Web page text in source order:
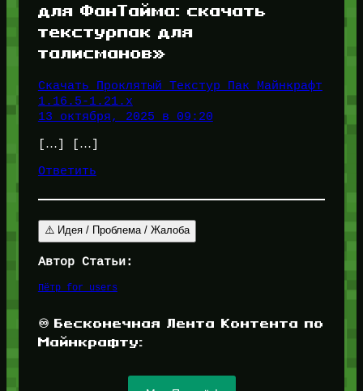
для ФанТайма: скачать
текстурпак для
талисманов»
Скачать Проклятый Текстур Пак Майнкрафт
1.16.5-1.21.x
13 октября, 2025 в 09:20
[…] […]
Ответить
⚠️ Идея / Проблема / Жалоба
Автор Статьи:
Пётр for_users
♾️ Бесконечная Лента Контента по
Майнкрафту: